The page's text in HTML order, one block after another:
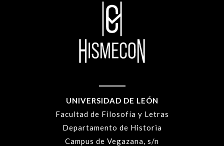
UNIVERSIDAD DE LEÓN
Facultad de Filosofía y Letras
Departamento de Historia
Campus de Vegazana, s/n